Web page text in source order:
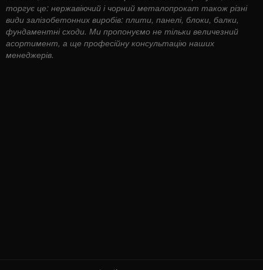
торгує це: нержавіючий і чорний металопрокат також різні
види залізобетонних виробів: плити, панелі, блоки, балки,
фундаментні сходи. Ми пропонуємо не тільки величезний
асортимент, а ще професійну консультацію наших
менеджерів.